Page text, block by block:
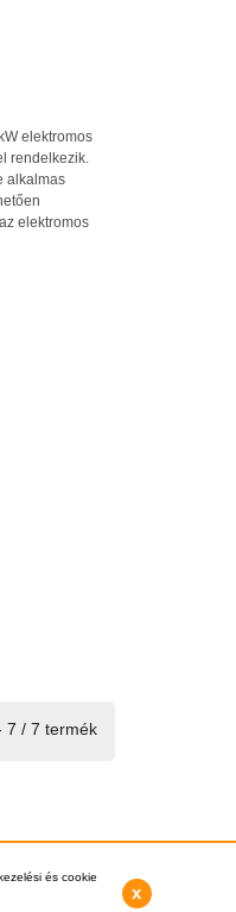
elektromos
rendelkezik.
alkalmas
elektromos
7 / 7 termék
és cookie
x